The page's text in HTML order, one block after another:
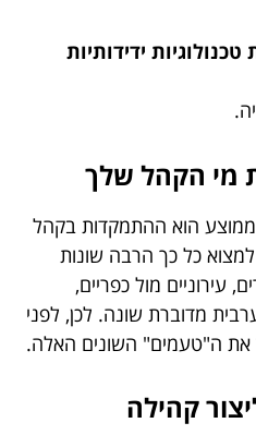
ידידותיות
מי הקהל שלך
הוא ההתמקדות בקהל
כל כך הרבה שונות
עירוניים מול כפריים,
מדוברת שונה. לכן, לפני
את ה"טעמים" השונים האלה.
קהילה